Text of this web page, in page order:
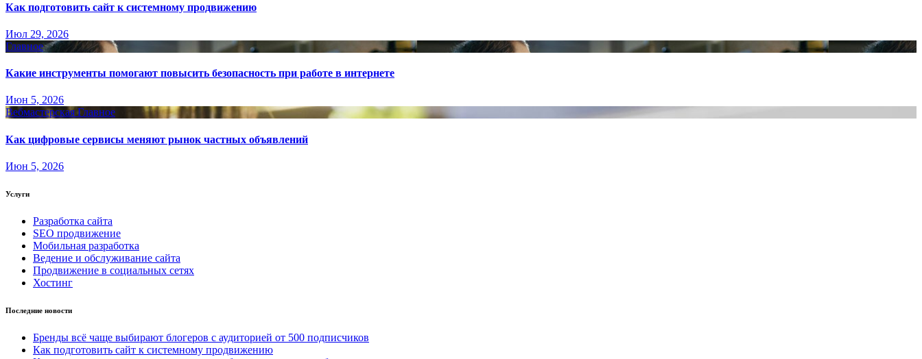
Как подготовить сайт к системному продвижению
Июл 29, 2026
Главное
Какие инструменты помогают повысить безопасность при работе в интернете
Июн 5, 2026
Вебмастерская Главное
Как цифровые сервисы меняют рынок частных объявлений
Июн 5, 2026
Услуги
Разработка сайта
SEO продвижение
Мобильная разработка
Ведение и обслуживание сайта
Продвижение в социальных сетях
Хостинг
Последние новости
Бренды всё чаще выбирают блогеров с аудиторией от 500 подписчиков
Как подготовить сайт к системному продвижению